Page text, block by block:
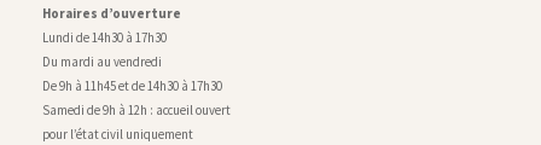
Horaires d’ouverture
Lundi de 14h30 à 17h30
Du mardi au vendredi
De 9h à 11h45 et de 14h30 à 17h30
Samedi de 9h à 12h : accueil ouvert
pour l’état civil uniquement